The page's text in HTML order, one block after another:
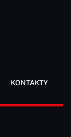
KONTAKTY